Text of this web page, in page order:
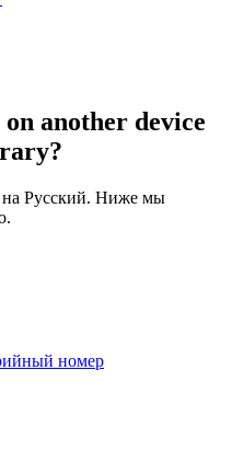
another device
на Русский. Ниже мы
номер